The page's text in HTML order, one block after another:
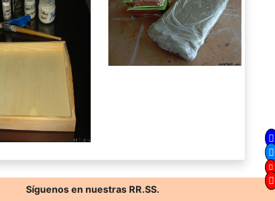
Síguenos en nuestras RR.SS.